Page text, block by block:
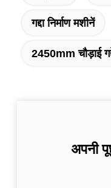
गद्दा निर्माण मशीनें
2450mm चौड़ाई
अपनी